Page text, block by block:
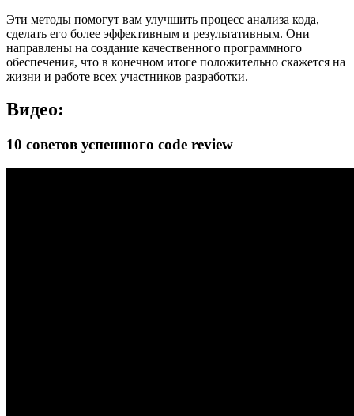
Эти методы помогут вам улучшить процесс анализа кода,
сделать его более эффективным и результативным. Они
направлены на создание качественного программного
обеспечения, что в конечном итоге положительно скажется на
жизни и работе всех участников разработки.
Видео:
10 советов успешного code review